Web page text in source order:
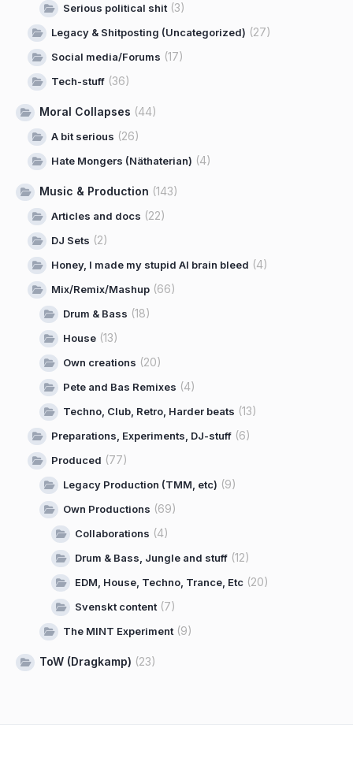
Serious political shit(3)
Legacy & Shitposting (Uncategorized) (27)
Social media/Forums (17)
Tech-stuff (36)
Moral Collapses (44)
A bit serious (26)
Hate Mongers (Näthaterian) (4)
Music & Production (143)
Articles and docs (22)
DJ Sets (2)
Honey, I made my stupid AI brain bleed (4)
Mix/Remix/Mashup (66)
Drum & Bass (18)
House (13)
Own creations (20)
Pete and Bas Remixes (4)
Techno, Club, Retro, Harder beats (13)
Preparations, Experiments, DJ-stuff (6)
Produced (77)
Legacy Production (TMM, etc) (9)
Own Productions (69)
Collaborations (4)
Drum & Bass, Jungle and stuff (12)
EDM, House, Techno, Trance, Etc (20)
Svenskt content(7)
The MINT Experiment(9)
ToW (Dragkamp) (23)